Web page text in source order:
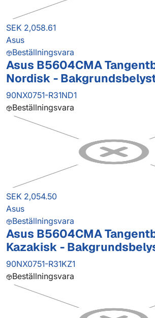
SEK 2,058.61
Asus
Beställningsvara
Asus B5604CMA
Nordisk -
90NX0751-R31ND1
Beställningsvara
SEK 2,054.50
Asus
Beställningsvara
Asus B5604CMA
Kazakisk -
90NX0751-R31KZ1
Beställningsvara